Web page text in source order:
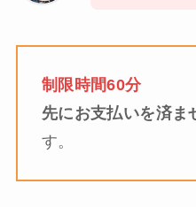
制限時間60分
先にお支払いを済ま
す。